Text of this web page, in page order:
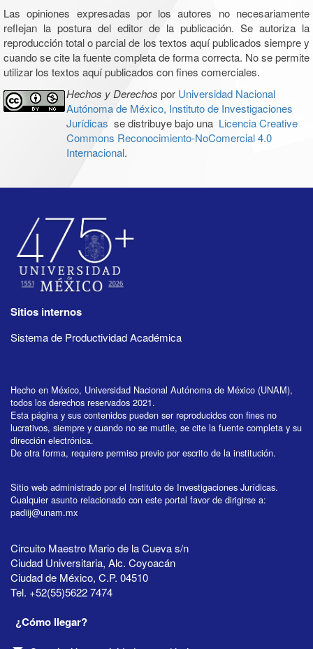
Las opiniones expresadas por los autores no necesariamente
reflejan la postura del editor de la publicación. Se autoriza la
reproducción total o parcial de los textos aquí publicados siempre y
cuando se cite la fuente completa de forma correcta. No se permite
utilizar los textos aquí publicados con fines comerciales.
Hechos y Derechos por Universidad Nacional
Autónoma de México, Instituto de Investigaciones
Jurídicas se distribuye bajo una Licencia Creative
Commons Reconocimiento-NoComercial 4.0
Internacional.
Sitios internos
Sistema de Productividad Académica
Hecho en México, Universidad Nacional Autónoma de México (UNAM),
todos los derechos reservados 2021.
Esta página y sus contenidos pueden ser reproducidos con fines no
lucrativos, siempre y cuando no se mutile, se cite la fuente completa y su
dirección electrónica.
De otra forma, requiere permiso previo por escrito de la institución.
Sitio web administrado por el Instituto de Investigaciones Jurídicas.
Cualquier asunto relacionado con este portal favor de dirigirse a:
padiij@unam.mx
Circuito Maestro Mario de la Cueva s/n
Ciudad Universitaria, Alc. Coyoacán
Ciudad de México, C.P. 04510
Tel. +52(55)5622 7474
¿Cómo llegar?